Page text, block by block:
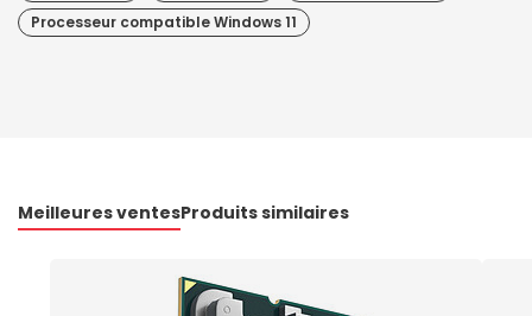
Processeur compatible Windows 11
Meilleures ventesProduits similaires